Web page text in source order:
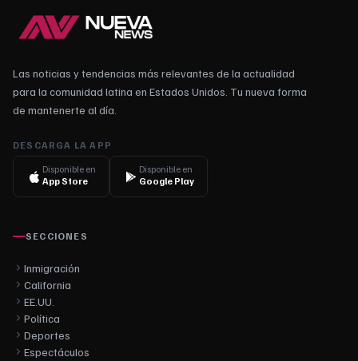
Las noticias y tendencias más relevantes de la actualidad
para la comunidad latina en Estados Unidos. Tu nueva forma
de mantenerte al día.
DESCARGA LA APP
Disponible en
App Store
Disponible en
Google Play
SECCIONES
Inmigración
California
EE.UU.
Política
Deportes
Espectáculos